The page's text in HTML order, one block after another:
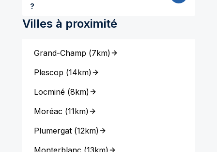
?
Villes à proximité
Grand-Champ (7km)
Plescop (14km)
Locminé(8km)
Moréac (11km)
Plumergat(12km)
Monterblanc (13km)